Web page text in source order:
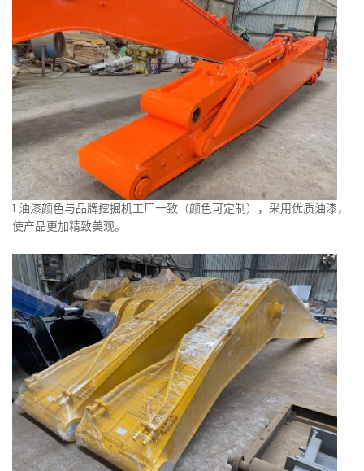
1.油漆颜色与品牌挖掘机工厂一致（颜色可定制），采用优质油漆，
使产品更加精致美观。